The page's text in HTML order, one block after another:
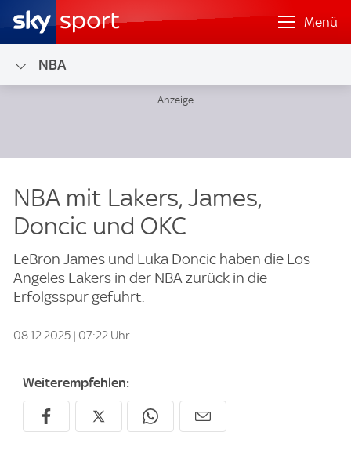
Menü
NBA
NBA mit Lakers, James,
Doncic und OKC
LeBron James und Luka Doncic haben die Los
Angeles Lakers in der NBA zurück in die
Erfolgsspur geführt.
08.12.2025 | 07:22 Uhr
Weiterempfehlen: